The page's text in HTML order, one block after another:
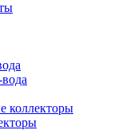
коллекторы